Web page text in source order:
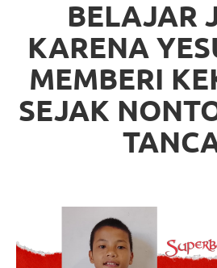
BELAJAR
KARENA
MEMBERI
SEJAK